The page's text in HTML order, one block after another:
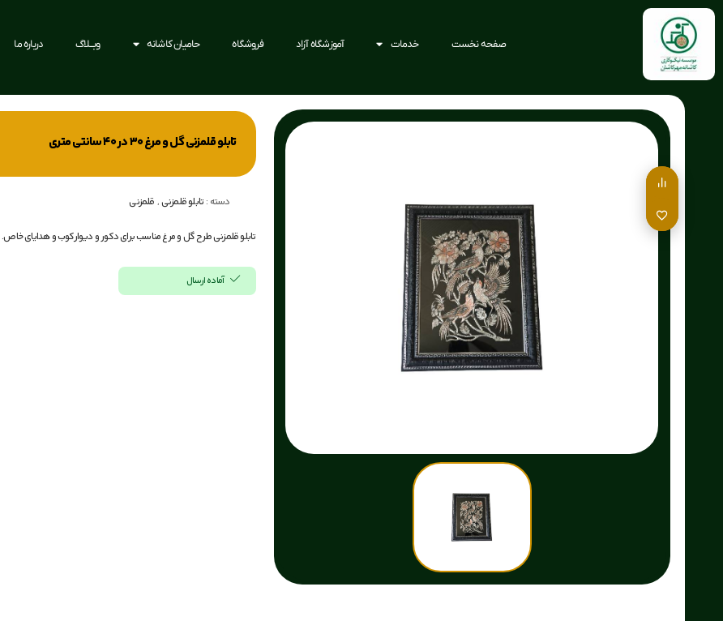
صفحه نخست خدمات آموزشگاه آزاد فروشگاه حامیان کاشانه وبــلاگ درباره ما
تابلو قلمزنی گل و مرغ 30 در 40 سانتی متری
دسته : تابلو قلمزنی, قلمزنی
تابلو قلمزنی طرح گل و مرغ مناسب برای دکور و دیوارکوب و هدایای خاص.
آماده ارسال